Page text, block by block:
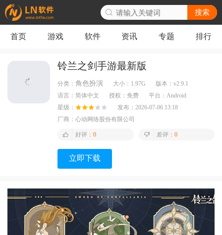
搜索
首页 游戏 软件 资讯 专题 排行
铃兰之剑手游最新版
分类： 角色扮演 大小： 1.97G 版本： v2.9.1
语言： 简体中文 授权： 免费 平台： Android
星级：
发布： 2026-07-06 13:18
厂商： 心动网络股份有限公司
好评： 0 差评： 0
立即下载